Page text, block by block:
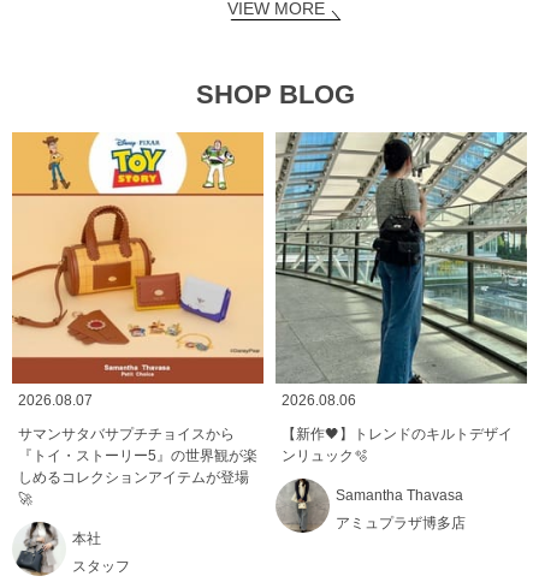
VIEW MORE
SHOP BLOG
2026.08.07
サマンサタバサプチチョイスから
『トイ・ストーリー5』の世界観が楽
しめるコレクションアイテムが登場
🚀
本社
スタッフ
2026.08.06
【新作🖤】トレンドのキルトデザイ
ンリュック🫧
Samantha Thavasa
アミュプラザ博多店